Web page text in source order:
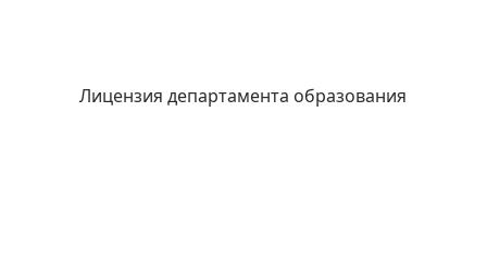
Лицензия департамента образования